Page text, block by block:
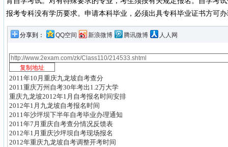
报考专科没有学历要求。申请本科毕业，必须出具专科毕业证书方可
分享到： QQ空间 新浪微博 腾讯微博 人人网
2011年10月重庆九龙坡自考查分
2011重庆万州自考30年考出1.2万大学
重庆九龙坡2012年1月自考报名时间安排
2012年1月九龙坡自考报名时间
2011年沙坪坝下半年自考毕业办理通知
2011年7月重庆自考查分情况反馈表
2012年1月重庆沙坪坝自考现场报名
2012年重庆九龙坡自考调整开考时间